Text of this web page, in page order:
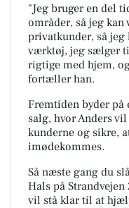
"Jeg bruger en del
områder, så jeg kan
privatkunder, så
værktøj, jeg sælger
rigtige med hjem,
fortæller han.
Fremtiden byder på
salg, hvor Anders
kunderne og sikre,
imødekommes.
Så næste gang du
Hals på
vil stå klar til at